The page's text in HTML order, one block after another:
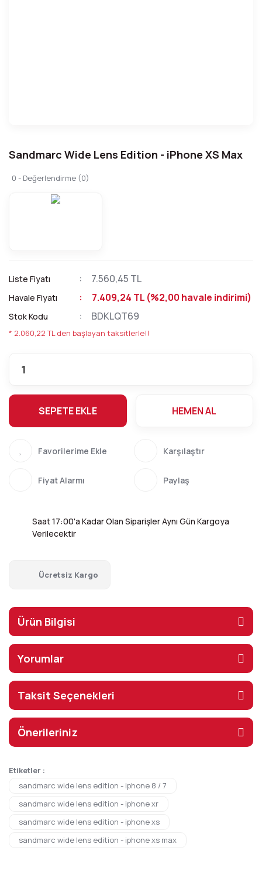
Sandmarc Wide Lens Edition - iPhone XS Max
0 - Değerlendirme (0)
Liste Fiyatı 7.560,45 TL
Havale Fiyatı 7.409,24 TL (%2,00 havale indirimi)
Stok Kodu BDKLQT69
* 2.060,22 TL den başlayan taksitlerle!!
SEPETE EKLE HEMEN AL
Karşılaştır
Fiyat Alarmı Paylaş
Saat 17:00'a Kadar Olan Siparişler Aynı Gün Kargoya
Verilecektir
Ücretsiz Kargo
Ürün Bilgisi
Yorumlar
Taksit Seçenekleri
Önerileriniz
Etiketler :
sandmarc wide lens edition - iphone 8 / 7
sandmarc wide lens edition - iphone xr
sandmarc wide lens edition - iphone xs
sandmarc wide lens edition - iphone xs max